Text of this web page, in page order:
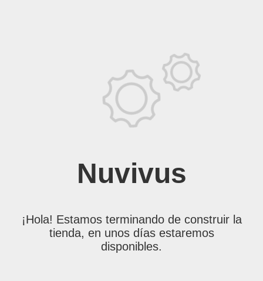
Nuvivus
¡Hola! Estamos terminando de construir la
tienda, en unos días estaremos
disponibles.